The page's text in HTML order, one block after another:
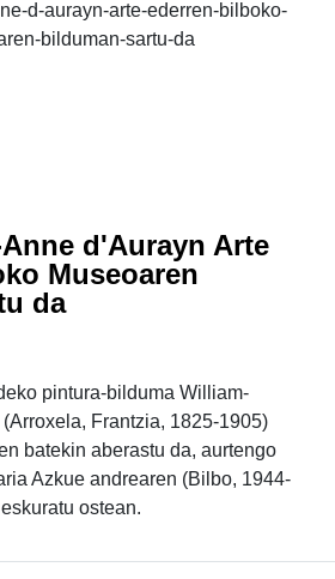
d'Aurayn Arte
Museoaren
da
pintura-bilduma William-
Frantzia, 1825-1905)
batekin aberastu da, aurtengo
Azkue andrearen (Bilbo, 1944-
ostean.